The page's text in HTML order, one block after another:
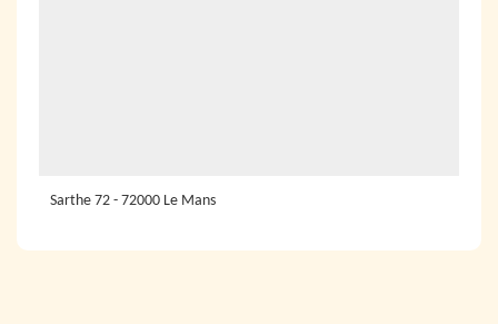
Sarthe 72 - 72000 Le Mans